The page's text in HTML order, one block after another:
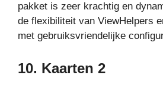
pakket is zeer krachtig en
de flexibiliteit van ViewHelpers
met gebruiksvriendelijke
10. Kaarten 2